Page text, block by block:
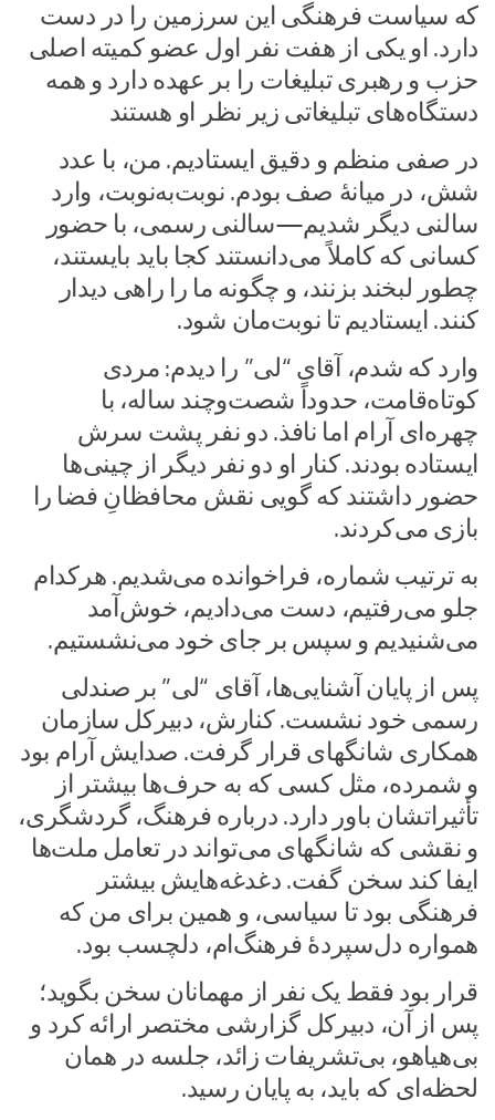
که سیاست فرهنگی این سرزمین را در دست
دارد. او یکی از هفت نفر اول عضو کمیته اصلی
حزب و رهبری تبلیغات را بر عهده دارد و همه
دستگاه‌های تبلیغاتی زیر نظر او هستند
در صفی منظم و دقیق ایستادیم. من، با عدد
شش، در میانهٔ صف بودم. نوبت‌به‌نوبت، وارد
سالنی دیگر شدیم—سالنی رسمی، با حضور
کسانی که کاملاً می‌دانستند کجا باید بایستند،
چطور لبخند بزنند، و چگونه ما را راهی دیدار
کنند. ایستادیم تا نوبت‌مان شود.
وارد که شدم، آقای “لی” را دیدم: مردی
کوتاه‌قامت، حدوداً شصت‌وچند ساله، با
چهره‌ای آرام اما نافذ. دو نفر پشت سرش
ایستاده بودند. کنار او دو نفر دیگر از چینی‌ها
حضور داشتند که گویی نقش محافظانِ فضا را
بازی می‌کردند.
به ترتیب شماره، فراخوانده می‌شدیم. هرکدام
جلو می‌رفتیم، دست می‌دادیم، خوش‌آمد
می‌شنیدیم و سپس بر جای خود می‌نشستیم.
پس از پایان آشنایی‌ها، آقای “لی” بر صندلی
رسمی خود نشست. کنارش، دبیرکل سازمان
همکاری شانگهای قرار گرفت. صدایش آرام بود
و شمرده، مثل کسی که به حرف‌ها بیشتر از
تأثیراتشان باور دارد. درباره فرهنگ، گردشگری،
و نقشی که شانگهای می‌تواند در تعامل ملت‌ها
ایفا کند سخن گفت. دغدغه‌هایش بیشتر
فرهنگی بود تا سیاسی، و همین برای من که
همواره دل‌سپردهٔ فرهنگ‌ام، دلچسب بود.
قرار بود فقط یک نفر از مهمانان سخن بگوید؛
پس از آن، دبیرکل گزارشی مختصر ارائه کرد و
بی‌هیاهو، بی‌تشریفات زائد، جلسه در همان
لحظه‌ای که باید، به پایان رسید.